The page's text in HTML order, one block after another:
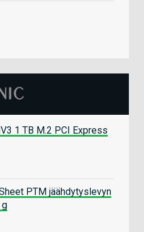
1 TB M.2 PCI Express
PTM jäähdytyslevyn
g